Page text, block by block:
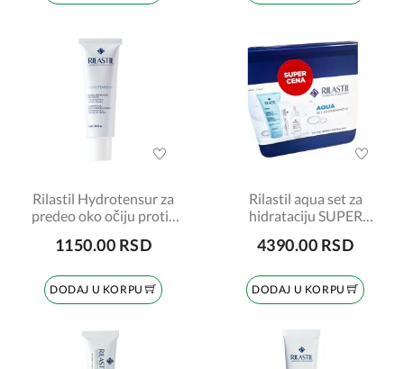
Rilastil Hydrotensur za
predeo oko očiju protiv
1150.00 RSD
DODAJ U KORPU
Rilastil aqua set za
hidrataciju SUPER
4390.00 RSD
DODAJ U KORPU